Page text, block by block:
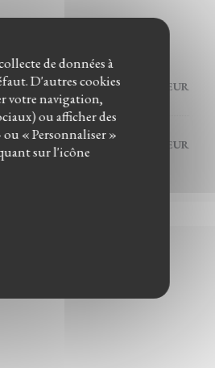
de données à
D'autres cookies
votre navigation,
ou afficher des
« Personnaliser »
sur l'icône
9,00 EUR
9,00 EUR